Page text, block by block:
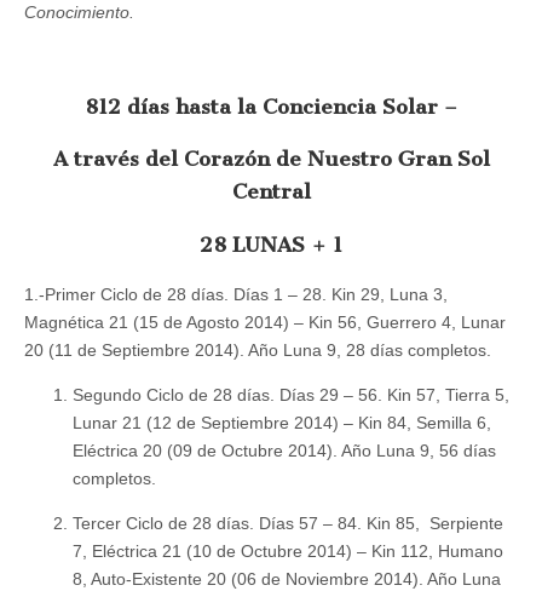
Conocimiento.
812 días hasta la Conciencia Solar –
A través del Corazón de Nuestro Gran Sol
Central
28 LUNAS + 1
1.-Primer Ciclo de 28 días. Días 1 – 28. Kin 29, Luna 3,
Magnética 21 (15 de Agosto 2014) – Kin 56, Guerrero 4, Lunar
20 (11 de Septiembre 2014). Año Luna 9, 28 días completos.
Segundo Ciclo de 28 días. Días 29 – 56. Kin 57, Tierra 5,
Lunar 21 (12 de Septiembre 2014) – Kin 84, Semilla 6,
Eléctrica 20 (09 de Octubre 2014). Año Luna 9, 56 días
completos.
Tercer Ciclo de 28 días. Días 57 – 84. Kin 85, Serpiente
7, Eléctrica 21 (10 de Octubre 2014) – Kin 112, Humano
8, Auto-Existente 20 (06 de Noviembre 2014). Año Luna